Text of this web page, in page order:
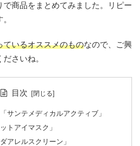
で商品をまとめてみました。リピー
ているオススメのものなので、ご興
さいね。
目次
サンテメディカルアクティブ」
トアイマスク」
アレルスクリーン」